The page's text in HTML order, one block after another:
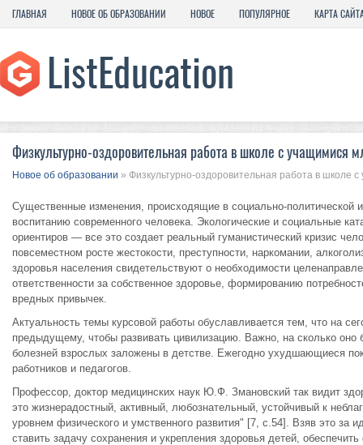
ГЛАВНАЯ НОВОЕ ОБ ОБРАЗОВАНИИ НОВОЕ ПОПУЛЯРНОЕ КАРТА
Физкультурно-оздоровительная работа в школе с учащимися
Новое об образовании » Физкультурно-оздоровительная работа в школе
Существенные изменения, происходящие в социально-политической
воспитанию современного человека. Экологические и социальные
ориентиров — все это создает реальный гуманистический кризис
повсеместном росте жестокости, преступности, наркомании,
здоровья населения свидетельствуют о необходимости
ответственности за собственное здоровье, формированию
вредных привычек.
Актуальность темы курсовой работы обуславливается тем, что на
предыдущему, чтобы развивать цивилизацию. Важно, на сколько
болезней взрослых заложены в детстве. Ежегодно ухудшающиеся
работников и педагогов.
Профессор, доктор медицинских наук Ю.Ф. Змановский так видит
это жизнерадостный, активный, любознательный, устойчивый к
уровнем физического и умственного развития" [7, c.54]. Взяв это
ставить задачу сохранения и укрепления здоровья детей,